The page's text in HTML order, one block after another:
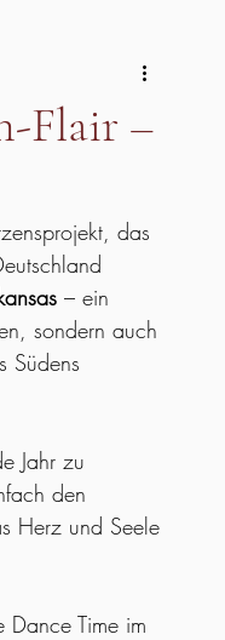
Flair –
das
– ein
sondern auch
Südens
Jahr zu
den
Herz und Seele
Dance Time im